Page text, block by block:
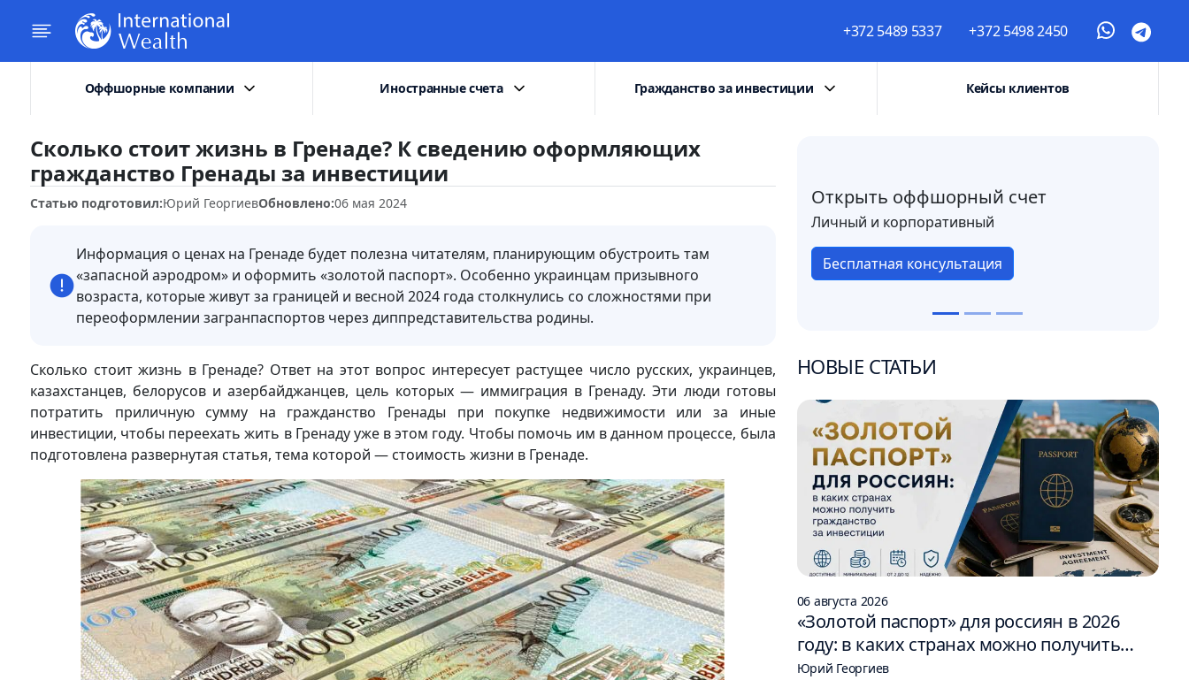
+372 5489 5337 +372 5498 2450
Оффшорные компании Иностранные счета Гражданство за инвестиции Кейсы клиентов
Сколько стоит жизнь в Гренаде? К сведению оформляющих
гражданство Гренады за инвестиции
Статью подготовил:Юрий ГеоргиевОбновлено:06 мая 2024
Информация о ценах на Гренаде будет полезна читателям, планирующим обустроить там
«запасной аэродром» и оформить «золотой паспорт». Особенно украинцам призывного
возраста, которые живут за границей и весной 2024 года столкнулись со сложностями при
переоформлении загранпаспортов через диппредставительства родины.
Сколько стоит жизнь в Гренаде? Ответ на этот вопрос интересует растущее число русских, украинцев,
казахстанцев, белорусов и азербайджанцев, цель которых — иммиграция в Гренаду. Эти люди готовы
потратить приличную сумму на гражданство Гренады при покупке недвижимости или за иные
инвестиции, чтобы переехать жить в Гренаду уже в этом году. Чтобы помочь им в данном процессе, была
подготовлена развернутая статья, тема которой — стоимость жизни в Гренаде.
Открыть оффшорный счет
Личный и корпоративный
Бесплатная консультация
НОВЫЕ СТАТЬИ
06 августа 2026
«Золотой паспорт» для россиян в 2026
году: в каких странах можно получить
гражданство за инвестиции
Юрий Георгиев